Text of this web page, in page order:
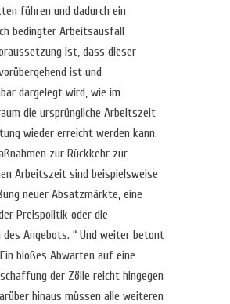
führen und dadurch ein
bedingter Arbeitsausfall
ist, dass dieser
ist und
dargelegt wird, wie im
die ursprüngliche Arbeitszeit
wieder erreicht werden kann.
zur Rückkehr zur
Arbeitszeit sind beispielsweise
neuer Absatzmärkte, eine
Preispolitik oder die
des Angebots. “ Und weiter betont
bloßes Abwarten auf eine
der Zölle reicht hingegen
hinaus müssen alle weiteren